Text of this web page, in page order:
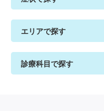
エリアで探す
診療科目で探す